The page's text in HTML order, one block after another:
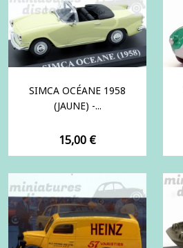
SIMCA OCÉANE 1958
(JAUNE) -...
Prix
15,00 €